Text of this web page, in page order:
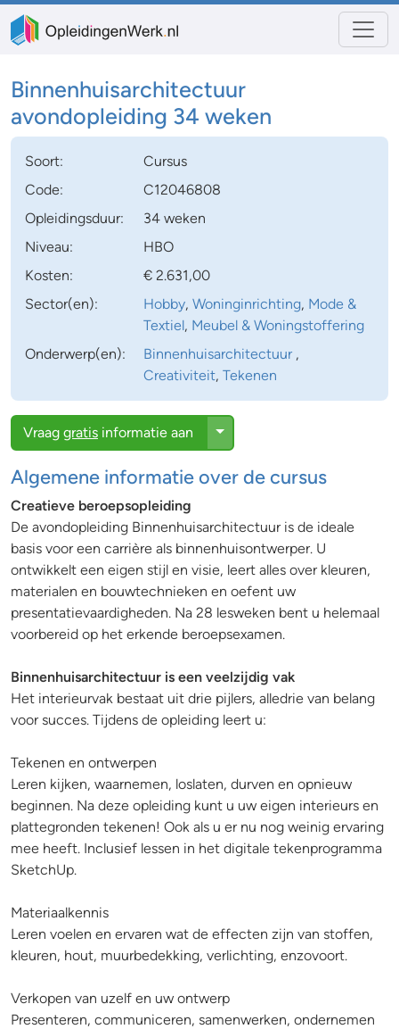
Binnenhuisarchitectuur
avondopleiding 34 weken
Soort:
Cursus
Code:
C12046808
Opleidingsduur:
34 weken
Niveau:
HBO
Kosten:
€ 2.631,00
Sector(en):
Hobby,Woninginrichting, Mode &
Textiel, Meubel & Woningstoffering
Onderwerp(en):
Binnenhuisarchitectuur ,
Creativiteit,Tekenen
Vraag gratis informatie aan Toggle Dropdown
Algemene informatie over de cursus
Creatieve beroepsopleiding
De avondopleiding Binnenhuisarchitectuur is de ideale
basis voor een carrière als binnenhuisontwerper. U
ontwikkelt een eigen stijl en visie, leert alles over kleuren,
materialen en bouwtechnieken en oefent uw
presentatievaardigheden. Na 28 lesweken bent u helemaal
voorbereid op het erkende beroepsexamen.
Binnenhuisarchitectuur is een veelzijdig vak
Het interieurvak bestaat uit drie pijlers, alledrie van belang
voor succes. Tijdens de opleiding leert u:
Tekenen en ontwerpen
Leren kijken, waarnemen, loslaten, durven en opnieuw
beginnen. Na deze opleiding kunt u uw eigen interieurs en
plattegronden tekenen! Ook als u er nu nog weinig ervaring
mee heeft. Inclusief lessen in het digitale tekenprogramma
SketchUp.
Materiaalkennis
Leren voelen en ervaren wat de effecten zijn van stoffen,
kleuren, hout, muurbedekking, verlichting, enzovoort.
Verkopen van uzelf en uw ontwerp
Presenteren, communiceren, samenwerken, ondernemen